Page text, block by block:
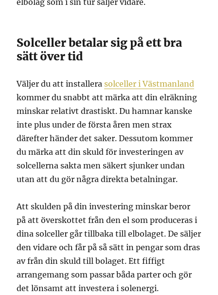
elbolag som i sin tur säljer vidare.
Solceller betalar sig på ett bra
sätt över tid
Väljer du att installerasolceller i Västmanland
kommer du snabbt att märka att din elräkning
minskar relativt drastiskt. Du hamnar kanske
inte plus under de första åren men strax
därefter händer det saker. Dessutom kommer
du märka att din skuld för investeringen av
solcellerna sakta men säkert sjunker undan
utan att du gör några direkta betalningar.
Att skulden på din investering minskar beror
på att överskottet från den el som produceras i
dina solceller går tillbaka till elbolaget. De säljer
den vidare och får på så sätt in pengar som dras
av från din skuld till bolaget. Ett fiffigt
arrangemang som passar båda parter och gör
det lönsamt att investera i solenergi.